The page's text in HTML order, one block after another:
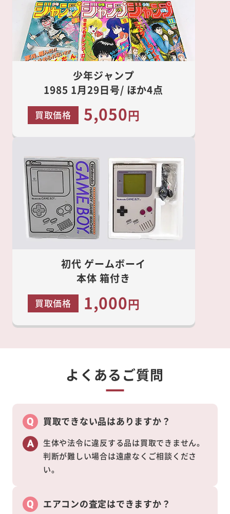
少年ジャンプ
1985 1月29日号/ ほか4点
買取価格 5,050円
初代 ゲームボーイ
本体 箱付き
買取価格 1,000円
よくあるご質問
買取できない品はありますか？
生体や法令に違反する品は買取できません。
判断が難しい場合は遠慮なくご相談くださ
い。
エアコンの査定はできますか？